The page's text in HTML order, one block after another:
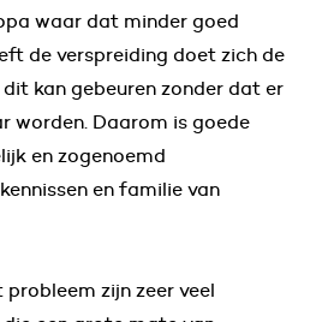
waar dat minder goed
de verspreiding doet zich de
kan gebeuren zonder dat er
worden. Daarom is goede
en zogenoemd
en familie van
zijn zeer veel